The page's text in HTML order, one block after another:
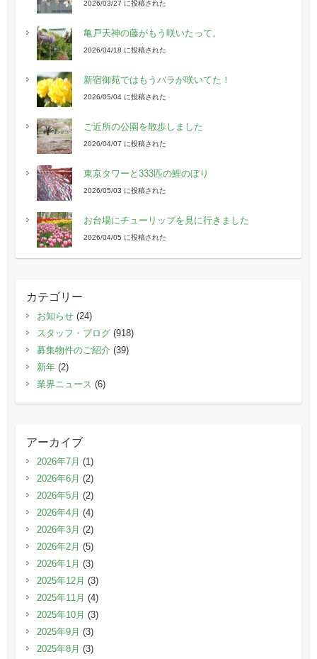
2026/03/27 に投稿された
亀戸天神の藤がもう咲いたって。
2026/04/18 に投稿された
新宿御苑ではもうバラが咲いてた！
2026/05/04 に投稿された
ご近所の公園を散歩しました
2026/04/07 に投稿された
東京タワーと333匹の鯉のぼり
2026/05/03 に投稿された
お台場にチューリップを見に行きました
2026/04/05 に投稿された
カテゴリー
お知らせ(24)
スタッフ・ブログ(918)
募集物件のご紹介 (39)
新年(2)
業界ニュース (6)
アーカイブ
2026年7月 (1)
2026年6月 (2)
2026年5月 (2)
2026年4月 (4)
2026年3月 (2)
2026年2月 (5)
2026年1月 (3)
2025年12月 (3)
2025年11月 (4)
2025年10月 (3)
2025年9月 (3)
2025年8月 (3)